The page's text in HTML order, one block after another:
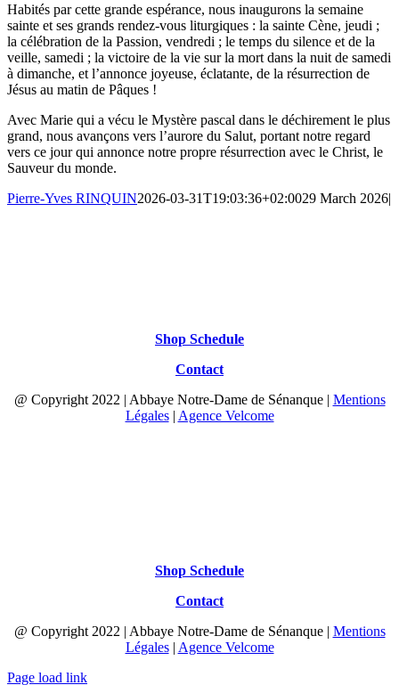
Habités par cette grande espérance, nous inaugurons la semaine
sainte et ses grands rendez-vous liturgiques : la sainte Cène, jeudi ;
la célébration de la Passion, vendredi ; le temps du silence et de la
veille, samedi ; la victoire de la vie sur la mort dans la nuit de samedi
à dimanche, et l’annonce joyeuse, éclatante, de la résurrection de
Jésus au matin de Pâques !
Avec Marie qui a vécu le Mystère pascal dans le déchirement le plus
grand, nous avançons vers l’aurore du Salut, portant notre regard
vers ce jour qui annonce notre propre résurrection avec le Christ, le
Sauveur du monde.
Pierre-Yves RINQUIN2026-03-31T19:03:36+02:0029 March 2026|
Shop Schedule
Contact
@ Copyright 2022 | Abbaye Notre-Dame de Sénanque | Mentions
Légales| Agence Velcome
Shop Schedule
Contact
@ Copyright 2022 | Abbaye Notre-Dame de Sénanque | Mentions
Légales| Agence Velcome
Page load link